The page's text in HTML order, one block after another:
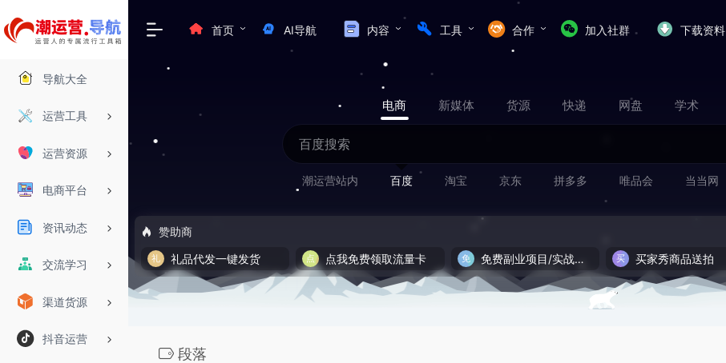
导航大全
运营工具
运营资源
电商平台
资讯动态
交流学习
渠道货源
抖音运营
首页 AI导航 内容 工具 合作 加入社群 下载资料
电商 新媒体 货源 快递 网盘 学术
潮运营站内 百度 淘宝 京东 拼多多 唯品会 当当网
赞助商
礼品代发一键发货
点我免费领取流量卡 免费副业项目/实战推荐 买家秀商品送拍
段落